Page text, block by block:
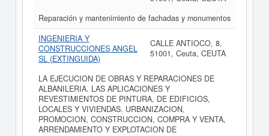
Reparación y mantenimiento de fachadas y monumentos
INGENIERIA Y
CONSTRUCCIONES ANGEL
SL (EXTINGUIDA)
CALLE ANTIOCO, 8,
51001, Ceuta, CEUTA
LA EJECUCION DE OBRAS Y REPARACIONES DE
ALBANILERIA. LAS APLICACIONES Y
REVESTIMIENTOS DE PINTURA, DE EDIFICIOS,
LOCALES Y VIVIENDAS. URBANIZACION,
PROMOCION, CONSTRUCCION, COMPRA Y VENTA,
ARRENDAMIENTO Y EXPLOTACION DE